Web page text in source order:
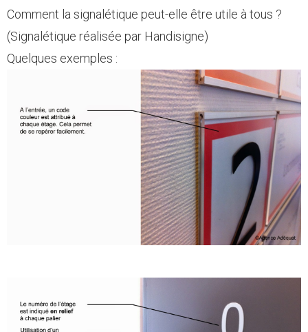
Comment la signalétique peut-elle être utile à tous ?
(Signalétique réalisée par Handisigne)
Quelques exemples :